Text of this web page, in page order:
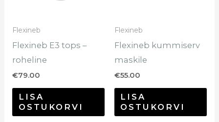
Flexineb
Flexineb E3 tops –
roheline
€79.00
LISA
OSTUKORVI
Flexineb
Flexineb kummiserv
maskile
€55.00
LISA
OSTUKORVI